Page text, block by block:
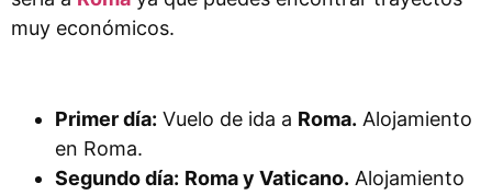
muy económicos.
Primer día: Vuelo de ida a Roma. Alojamiento
en Roma.
Segundo día: Roma y Vaticano. Alojamiento